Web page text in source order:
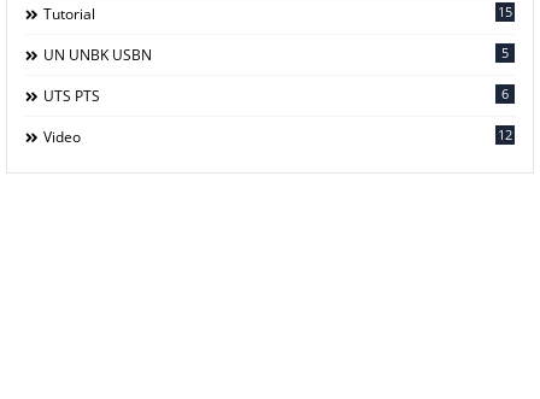
Tutorial 15
UN UNBK USBN 5
UTS PTS 6
Video 12